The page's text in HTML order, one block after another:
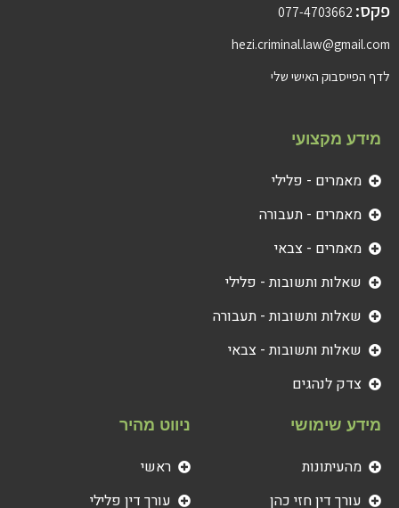
ניווט מהיר
ראשי
עורך דין פלילי
מידע שימושי
מהעיתונות
עורך דין חזי כהן
מידע מקצועי
מאמרים - פלילי
מאמרים - תעבורה
מאמרים - צבאי
שאלות ותשובות - פלילי
שאלות ותשובות - תעבורה
שאלות ותשובות - צבאי
צדק לנהגים
פקס:
hezi.criminal.law@gmail.com
לדף הפייסבוק האישי שלי